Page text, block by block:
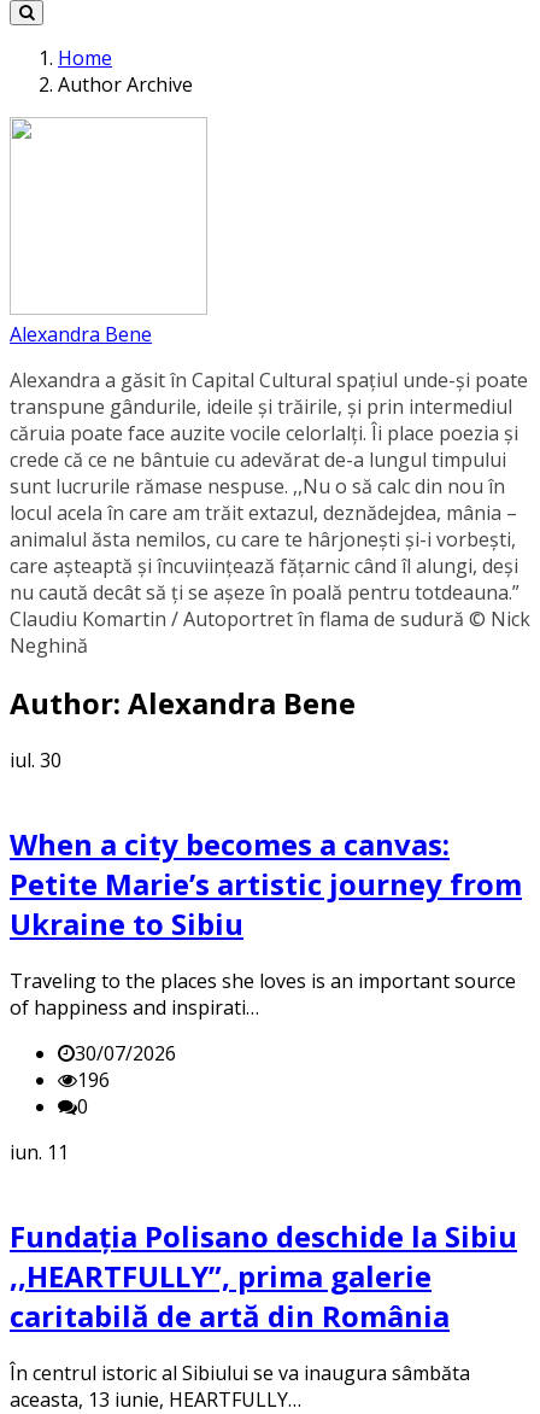
Home
Author Archive
Alexandra Bene
Alexandra a găsit în Capital Cultural spațiul unde-și poate
transpune gândurile, ideile și trăirile, și prin intermediul
căruia poate face auzite vocile celorlalți. Îi place poezia și
crede că ce ne bântuie cu adevărat de-a lungul timpului
sunt lucrurile rămase nespuse. ,,Nu o să calc din nou în
locul acela în care am trăit extazul, deznădejdea, mânia –
animalul ăsta nemilos, cu care te hârjonești și-i vorbești,
care așteaptă și încuviințează fățarnic când îl alungi, deși
nu caută decât să ți se așeze în poală pentru totdeauna.”
Claudiu Komartin / Autoportret în flama de sudură © Nick
Neghină
Author: Alexandra Bene
iul. 30
When a city becomes a canvas:
Petite Marie’s artistic journey from
Ukraine to Sibiu
Traveling to the places she loves is an important source
of happiness and inspirati…
30/07/2026
196
0
iun. 11
Fundația Polisano deschide la Sibiu
,,HEARTFULLY”, prima galerie
caritabilă de artă din România
În centrul istoric al Sibiului se va inaugura sâmbăta
aceasta, 13 iunie, HEARTFULLY…